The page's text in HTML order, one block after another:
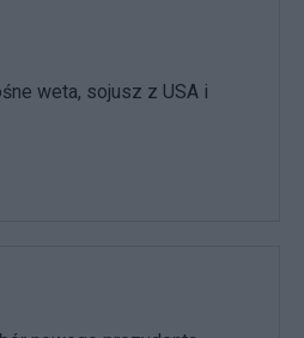
weta, sojusz z USA i